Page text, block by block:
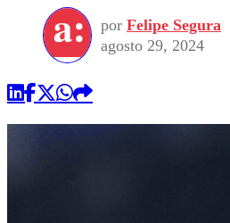
por Felipe Segura
agosto 29, 2024